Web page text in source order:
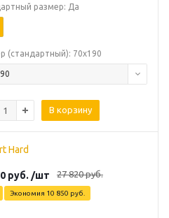
размер: Да
(стандартный): 70х190
В корзину
Hard
руб. /шт 27 820руб.
Экономия 10 850 руб.